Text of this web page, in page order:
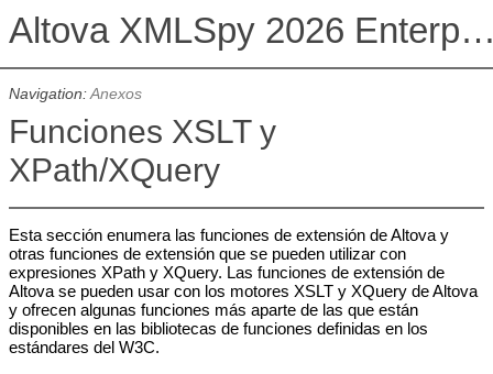
Altova XMLSpy 2026
Navigation:Anexos
Funciones XSLT y
XPath/XQuery
Esta sección enumera las funciones de extensión de Altova y
otras funciones de extensión que se pueden utilizar con
expresiones XPath y XQuery. Las funciones de extensión de
Altova se pueden usar con los motores XSLT y XQuery de Altova
y ofrecen algunas funciones más aparte de las que están
disponibles en las bibliotecas de funciones definidas en los
estándares del W3C.